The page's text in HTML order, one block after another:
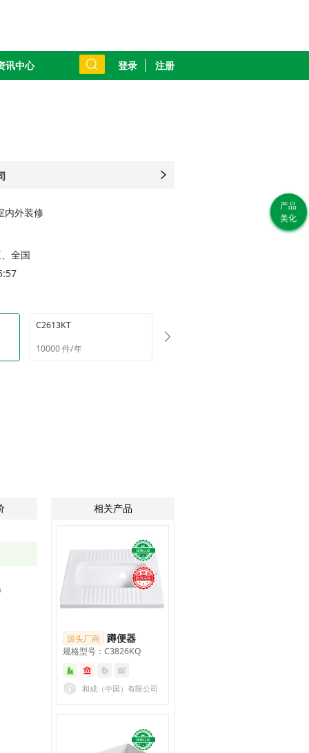
讯中心 登录 注册
内外装修
全国
C2613KT
10000 件/年
相关产品
源头厂商 蹲便器
规格型号：C3826KQ
和成（中国）有限公司
如
系
经
产品
美化